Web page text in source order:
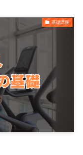
基礎講座